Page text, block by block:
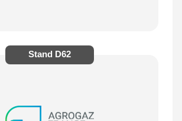
Stand D62